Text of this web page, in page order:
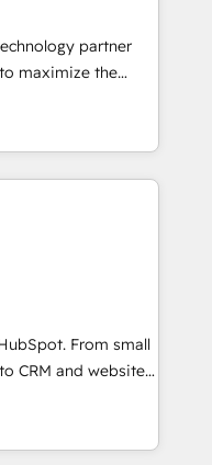
integrations,
6 key
across
you Let’s
you’ve been
partner
maximize the
The fastest-
MakeWebBetter,
expertise &
to
experience
Accreditations 🌟
🌟INBOUND’19
team of
models —
HubSpot
From small
CRM and websites.
in every inch of
in-hand with your
build a better